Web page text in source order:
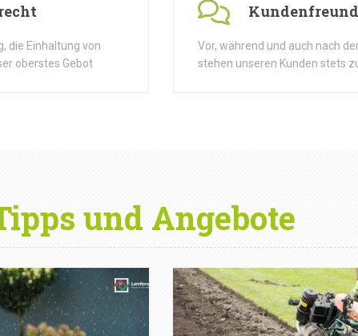
die Einhaltung von
oberstes Gebot
Vor, während und auch nach
stehen unseren Kunden stets
und Angebote